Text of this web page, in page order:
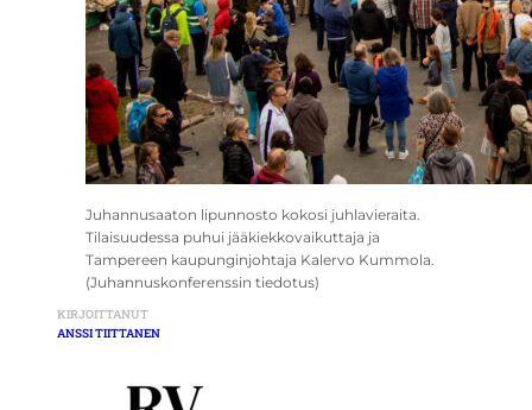
Juhannusaaton lipunnosto kokosi juhlavieraita.
Tilaisuudessa puhui jääkiekkovaikuttaja ja
Tampereen kaupunginjohtaja Kalervo Kummola.
(Juhannuskonferenssin tiedotus)
KIRJOITTANUT
ANSSI TIITTANEN